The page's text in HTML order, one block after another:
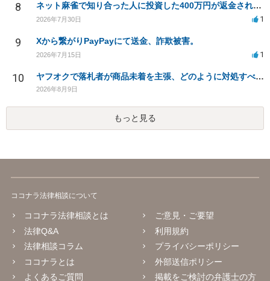
8 ネット麻雀で知り合った人に投資した400万円が返金されない
2026年7月30日 1
9 Xから繋がりPayPayにて送金、詐欺被害。
2026年7月15日 1
10 ヤフオクで落札者が商品未着を主張、どのように対処すべきか？
2026年8月9日
もっと見る
ココナラ法律相談について
ココナラ法律相談とは
法律Q&A
法律相談コラム
ココナラとは
よくあるご質問
ご意見・ご要望
利用規約
プライバシーポリシー
外部送信ポリシー
掲載をご検討の弁護士の方